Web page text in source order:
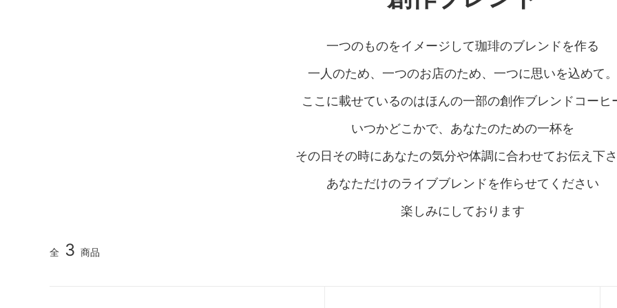
一つのものをイメージして珈琲のブレンドを作る
一人のため、一つのお店のため、一つに思いを込めて。
ここに載せているのはほんの一部の創作ブレンドコーヒ
いつかどこかで、あなたのための一杯を
その日その時にあなたの気分や体調に合わせてお伝え下
あなただけのライブブレンドを作らせてください
楽しみにしております
全 3 商品